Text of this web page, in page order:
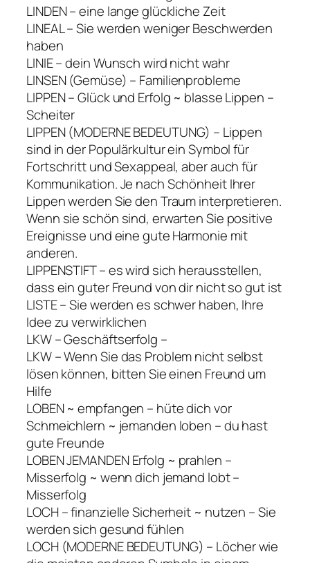
LINDEN – eine lange glückliche Zeit
LINEAL – Sie werden weniger Beschwerden
haben
LINIE – dein Wunsch wird nicht wahr
LINSEN (Gemüse) – Familienprobleme
LIPPEN – Glück und Erfolg ~ blasse Lippen –
Scheiter
LIPPEN (MODERNE BEDEUTUNG) – Lippen
sind in der Populärkultur ein Symbol für
Fortschritt und Sexappeal, aber auch für
Kommunikation. Je nach Schönheit Ihrer
Lippen werden Sie den Traum interpretieren.
Wenn sie schön sind, erwarten Sie positive
Ereignisse und eine gute Harmonie mit
anderen.
LIPPENSTIFT – es wird sich herausstellen,
dass ein guter Freund von dir nicht so gut ist
LISTE – Sie werden es schwer haben, Ihre
Idee zu verwirklichen
LKW – Geschäftserfolg –
LKW – Wenn Sie das Problem nicht selbst
lösen können, bitten Sie einen Freund um
Hilfe
LOBEN ~ empfangen – hüte dich vor
Schmeichlern ~ jemanden loben – du hast
gute Freunde
LOBEN JEMANDEN Erfolg ~ prahlen –
Misserfolg ~ wenn dich jemand lobt –
Misserfolg
LOCH – finanzielle Sicherheit ~ nutzen – Sie
werden sich gesund fühlen
LOCH (MODERNE BEDEUTUNG) – Löcher wie